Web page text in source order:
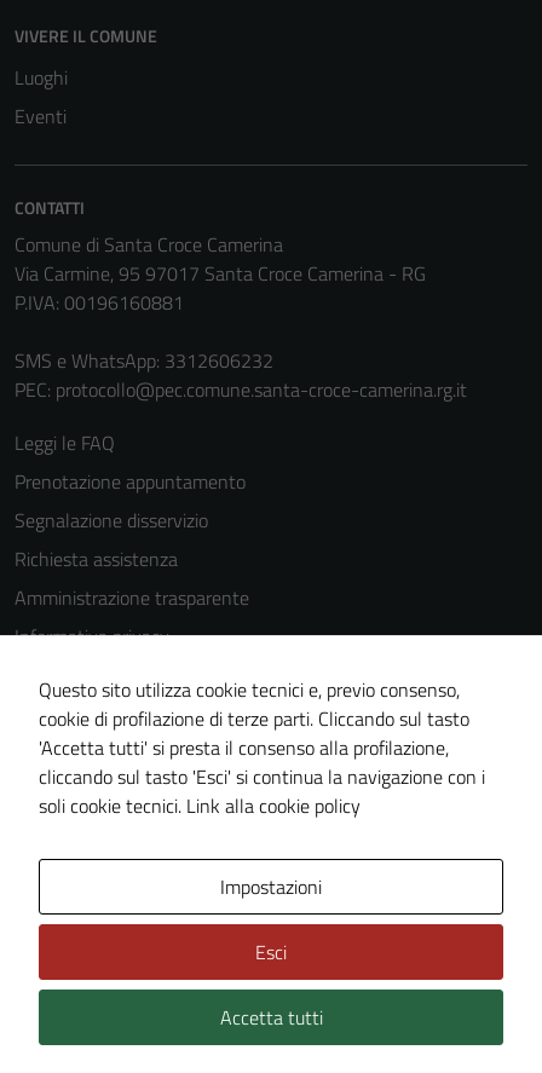
VIVERE IL COMUNE
Luoghi
Eventi
CONTATTI
Comune di Santa Croce Camerina
Via Carmine, 95 97017 Santa Croce Camerina - RG
P.IVA: 00196160881
SMS e WhatsApp: 3312606232
PEC: protocollo@pec.comune.santa-croce-camerina.rg.it
Leggi le FAQ
Prenotazione appuntamento
Segnalazione disservizio
Richiesta assistenza
Amministrazione trasparente
Informativa privacy
Cookie Policy
Note legali
Dichiarazione di accessibilità
Piano di miglioramento del sito
Technical Design s.r.l.
Questo sito utilizza cookie tecnici e, previo consenso,
cookie di profilazione di terze parti. Cliccando sul tasto
'Accetta tutti' si presta il consenso alla profilazione,
cliccando sul tasto 'Esci' si continua la navigazione con i
soli cookie tecnici. Link alla cookie policy
Impostazioni
Esci
Accetta tutti
impostati da
Cookie policy
di questi
cookies può
peggiore la
navigazione e
la fruizione
delle
del sito.
In order for
our website
to perform